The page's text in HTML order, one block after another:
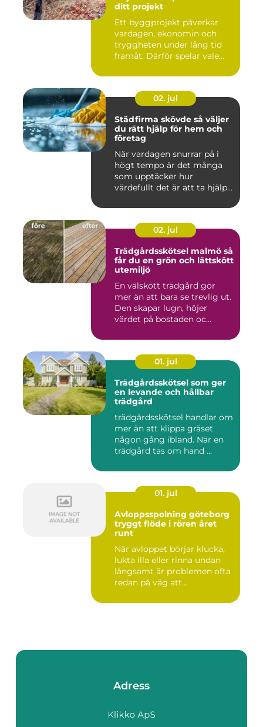
ditt projekt
Ett byggprojekt påverkar
vardagen, ekonomin och
tryggheten under lång tid
framåt. Därför spelar vale...
02. jul
Städfirma skövde så väljer
du rätt hjälp för hem och
företag
När vardagen snurrar på i
högt tempo är det många
som upptäcker hur
värdefullt det är att ta hjälp
02. jul
Trädgårdsskötsel malmö så
får du en grön och lättskött
utemiljö
En välskött trädgård gör
mer än att bara se trevlig ut.
Den skapar lugn, höjer
värdet på bostaden oc...
01. jul
Trädgårdsskötsel som ger
en levande och hållbar
trädgård
trädgårdsskötsel handlar om
mer än att klippa gräset
någon gång ibland. När en
trädgård tas om hand ...
01. jul
Avloppsspolning göteborg
tryggt flöde i rören året
runt
När avloppet börjar klucka,
lukta illa eller rinna undan
långsamt är problemen ofta
redan på väg att...
Adress